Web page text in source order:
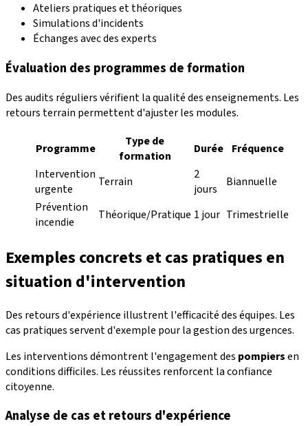
Ateliers pratiques et théoriques
Simulations d'incidents
Échanges avec des experts
Évaluation des programmes de formation
Des audits réguliers vérifient la qualité des enseignements. Les
retours terrain permettent d'ajuster les modules.
Programme
Type de
formation
Durée Fréquence
Intervention
urgente
Terrain
2
jours
Biannuelle
Prévention
incendie
Théorique/Pratique 1 jour Trimestrielle
Exemples concrets et cas pratiques en
situation d'intervention
Des retours d'expérience illustrent l'efficacité des équipes. Les
cas pratiques servent d'exemple pour la gestion des urgences.
Les interventions démontrent l'engagement des pompiersen
conditions difficiles. Les réussites renforcent la confiance
citoyenne.
Analyse de cas et retours d'expérience